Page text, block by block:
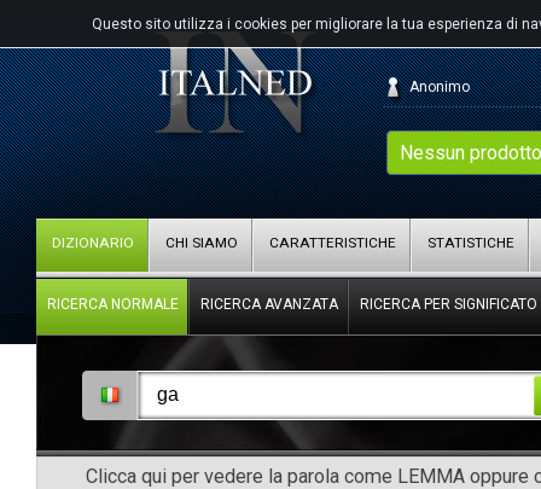
Questo sito utilizza i cookies per migliorare la tua esperienza di
Nessun
Anonimo
DIZIONARIO CHI SIAMO CARATTERISTICHE STATISTICHE
RICERCA NORMALE RICERCA AVANZATA RICERCA PER SIGNIFICATO
Clicca qui per vedere la parola come LEMMA oppure